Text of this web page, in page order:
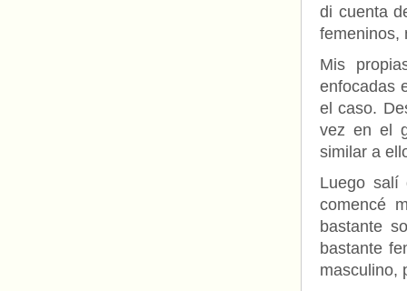
di cuenta
femeninos,
Mis
enfocadas
el caso.
vez en el
similar a
Luego salí
comencé
bastante
bastante
masculino,